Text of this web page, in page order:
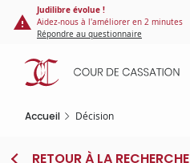
Panneau de gestion des cookies
contenu
principal
Judilibre évolue !
Aidez-nous à l'améliorer en 2 minutes
Répondre au questionnaire
Accueil Décision
RETOUR À LA RECHERCHE